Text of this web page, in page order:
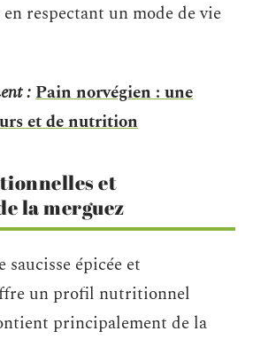
respectant un mode de vie
:Pain norvégien : une
et de nutrition
et
la merguez
saucisse épicée et
un profil nutritionnel
principalement de la